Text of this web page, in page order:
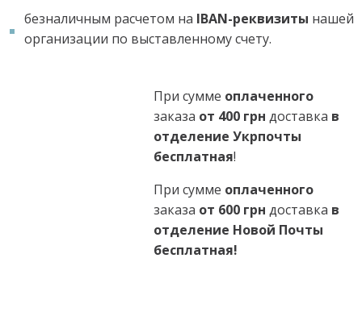
безналичным расчетом на IBAN-реквизиты нашей
организации по выставленному счету.
При сумме оплаченного
заказа от 400 грн доставка в
отделение Укрпочты
бесплатная!
При сумме оплаченного
заказа от 600 грн доставка в
отделение Новой Почты
бесплатная!